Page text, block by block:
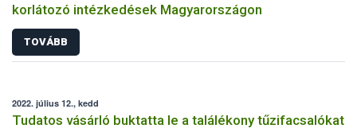
korlátozó intézkedések Magyarországon
TOVÁBB
2022. július 12., kedd
Tudatos vásárló buktatta le a találékony tűzifacsalókat